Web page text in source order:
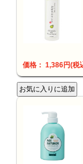
価格： 1,386円(税